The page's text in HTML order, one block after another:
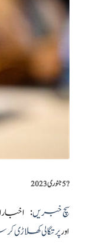
?️5 جنوری 2023
سچ خبریں:
اورپرتگالی کھلاڑی کرسٹیانو